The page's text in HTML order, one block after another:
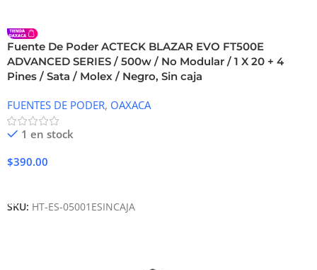
Fuente De Poder ACTECK BLAZAR EVO FT500E
ADVANCED SERIES / 500w / No Modular / 1 X 20 + 4
Pines / Sata / Molex / Negro, Sin caja
FUENTES DE PODER, OAXACA
1 en stock
$390.00
SKU: HT-ES-05001ESINCAJA